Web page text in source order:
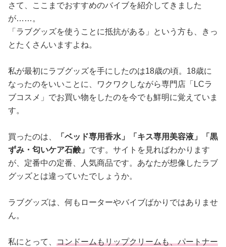
さて、ここまでおすすめのバイブを紹介してきました
が……。
「ラブグッズを使うことに抵抗がある」という方も、きっ
とたくさんいますよね。
私が最初にラブグッズを手にしたのは18歳の頃。18歳に
なったのをいいことに、ワクワクしながら専門店「LCラ
ブコスメ」でお買い物をしたのを今でも鮮明に覚えていま
す。
買ったのは、
「ベッド専用香水」「キス専用美容液」「黒
ずみ・匂いケア石鹸」 です。サイトを見ればわかります
が、定番中の定番、人気商品です。あなたが想像したラブ
グッズとは違っていたでしょうか。
ラブグッズは、何もローターやバイブばかりではありませ
ん。
私にとって、 コンドームもリップクリームも、パートナー